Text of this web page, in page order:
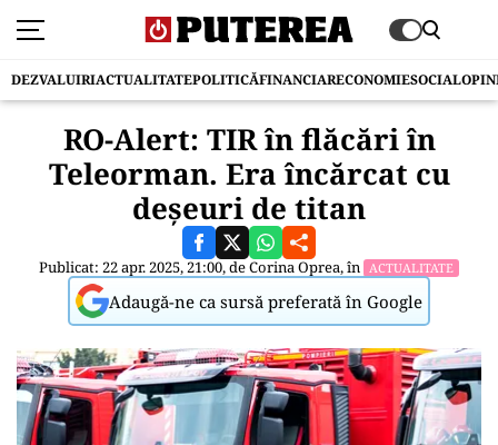
DEZVALUIRIACTUALITATEPOLITICĂFINANCIARECONOMIESOCIAL
RO-Alert: TIR în flăcări în
Teleorman. Era încărcat cu
deșeuri de titan
Publicat: 22 apr. 2025, 21:00, deCorina Oprea, în ACTUALITATE
Adaugă-ne ca sursă preferată în Google